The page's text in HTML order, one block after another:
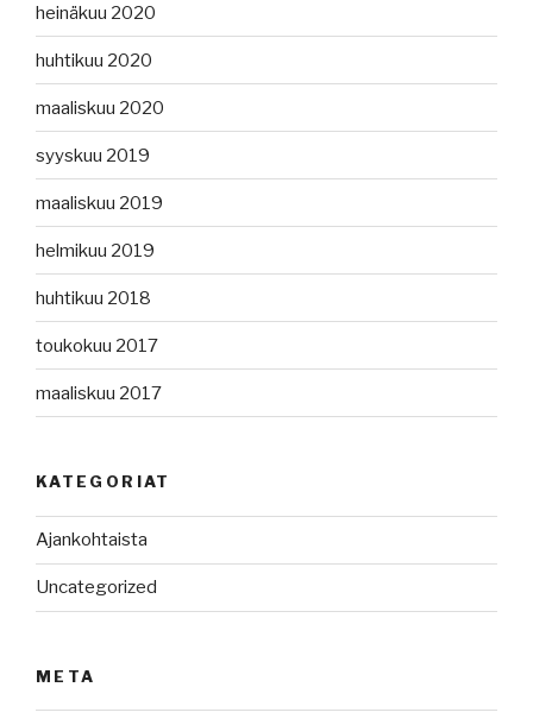
heinäkuu 2020
huhtikuu 2020
maaliskuu 2020
syyskuu 2019
maaliskuu 2019
helmikuu 2019
huhtikuu 2018
toukokuu 2017
maaliskuu 2017
KATEGORIAT
Ajankohtaista
Uncategorized
META